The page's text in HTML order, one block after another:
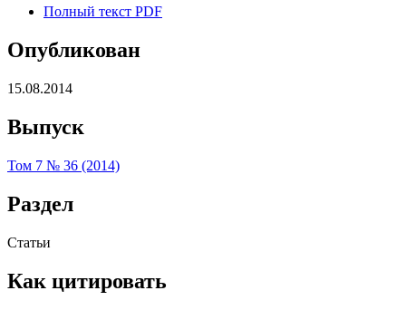
Полный текст PDF
Опубликован
15.08.2014
Выпуск
Том 7 № 36 (2014)
Раздел
Статьи
Как цитировать